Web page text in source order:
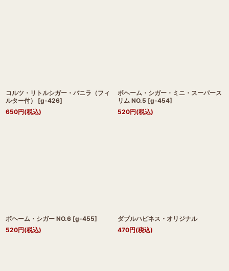
コルツ・リトルシガー・バニラ（フィ
ルター付）
[g-426]
650円(税込)
ボヘーム・シガー・ミニ・スーパース
リム NO.5 [g-454]
520円(税込)
ボヘーム・シガー NO.6 [g-455]
520円(税込)
ダブルハピネス・オリジナル
470円(税込)